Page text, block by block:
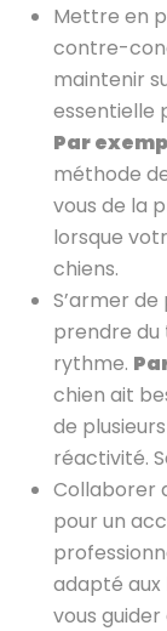
Mettre en
contre-
maintenir
essentielle
Par
méthode
vous de la
lorsque
chiens.
S’armer
prendre du
rythme.
chien ait
de
réactivité.
Collaborer
pour un
adapté aux
vous